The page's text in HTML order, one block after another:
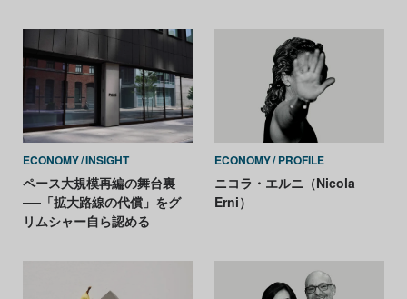
ECONOMY INSIGHT
ペース大規模再編の舞台裏
──「拡大路線の代償」をグ
リムシャー自ら認める
ECONOMY PROFILE
ニコラ・エルニ（Nicola
Erni）